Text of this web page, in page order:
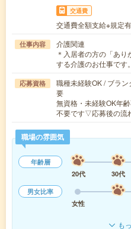
交通費
交通費全額支給※規定有
仕事内容
介護関連
＊入居者の方の「あ
する介護のお仕事で
応募資格
職種未経験OK / ブラ
要
無資格・未経験OK年
不要です▽応募後の流
職場の雰囲気
年齢層
20代
30代
男女比率
女性
も